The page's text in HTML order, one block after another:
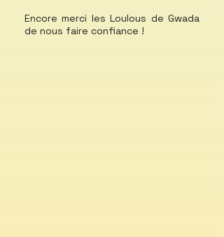
Encore merci les Loulous de Gwada
de nous faire confiance !